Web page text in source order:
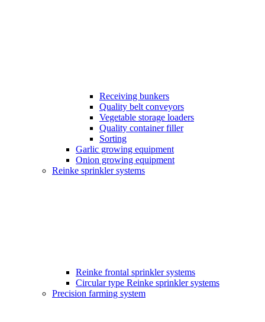
Receiving bunkers
Quality belt conveyors
Vegetable storage loaders
Quality container filler
Sorting
Garlic growing equipment
Onion growing equipment
Reinke sprinkler systems
Reinke frontal sprinkler systems
Circular type Reinke sprinkler systems
Precision farming system